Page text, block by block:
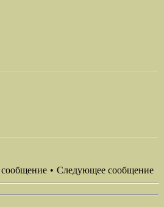
• Следующее сообщение